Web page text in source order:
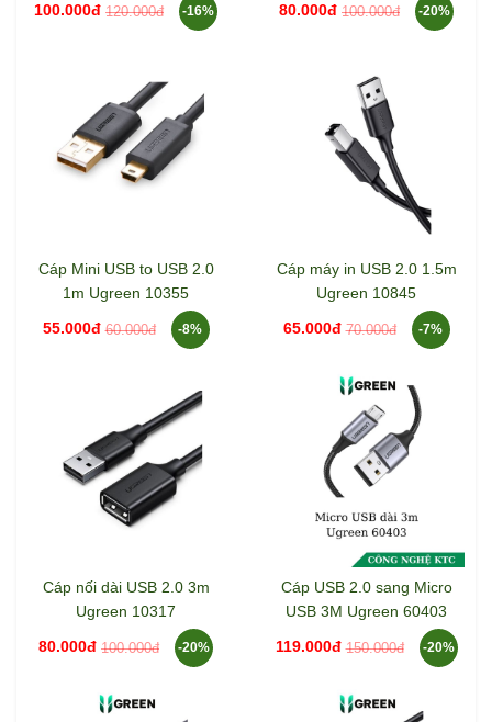
100.000đ 120.000đ -16% 80.000đ 100.000đ -20%
Cáp Mini USB to USB 2.0
1m Ugreen 10355
55.000đ 60.000đ -8%
Cáp máy in USB 2.0 1.5m
Ugreen 10845
65.000đ 70.000đ -7%
Cáp nối dài USB 2.0 3m
Ugreen 10317
80.000đ 100.000đ -20%
Cáp USB 2.0 sang Micro
USB 3M Ugreen 60403
119.000đ 150.000đ -20%